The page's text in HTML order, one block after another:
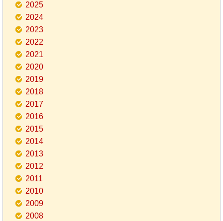
2025
2024
2023
2022
2021
2020
2019
2018
2017
2016
2015
2014
2013
2012
2011
2010
2009
2008